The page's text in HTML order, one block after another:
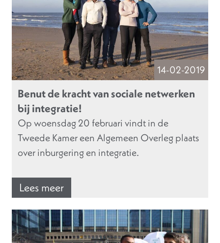
14-02-2019
Benut de kracht van sociale netwerken
bij integratie!
Op woensdag 20 februari vindt in de
Tweede Kamer een Algemeen Overleg plaats
over inburgering en integratie.
Lees meer